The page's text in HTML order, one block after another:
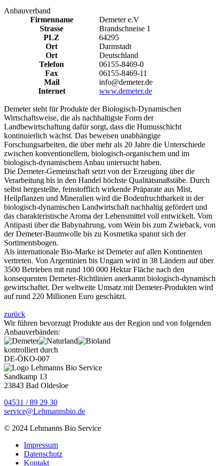
Anbauverband
Firmenname
Demeter e.V
Strasse
Brandschneise 1
PLZ
64295
Ort
Darmstadt
Ort
Deutschland
Telefon
06155-8469-0
Fax
06155-8469-11
Mail
info@demeter.de
Internet
www.demeter.de
Demeter steht für Produkte der Biologisch-Dynamischen
Wirtschaftsweise, die als nachhaltigste Form der
Landbewirtschaftung dafür sorgt, dass die Humusschicht
kontinuierlich wächst. Das beweisen unabhängige
Forschungsarbeiten, die über mehr als 20 Jahre die Unterschiede
zwischen konventionellem, biologisch-organischem und im
biologisch-dynamischem Anbau untersucht haben.
Die Demeter-Gemeinschaft setzt von der Erzeugung über die
Verarbeitung bis in den Handel höchste Qualitätsmaßstäbe. Durch
selbst hergestellte, feinstofflich wirkende Präparate aus Mist,
Heilpflanzen und Mineralien wird die Bodenfruchtbarkeit in der
biologisch-dynamischen Landwirtschaft nachhaltig gefördert und
das charakteristische Aroma der Lebensmittel voll entwickelt. Vom
Antipasti über die Babynahrung, vom Wein bis zum Zwieback, von
der Demeter-Baumwolle bis zu Kosmetika spannt sich der
Sortimentsbogen.
Als internationale Bio-Marke ist Demeter auf allen Kontinenten
vertreten. Von Argentinien bis Ungarn wird in 38 Ländern auf über
3500 Betrieben mit rund 100 000 Hektar Fläche nach den
konsequenten Demeter-Richtlinien anerkannt biologisch-dynamisch
gewirtschaftet. Der weltweite Umsatz mit Demeter-Produkten wird
auf rund 220 Millionen Euro geschätzt.
zurück
Wir führen bevorzugt Produkte aus der Region und von folgenden
Anbauverbänden:
kontrolliert durch
DE-ÖKO-007
Sandkamp 13
23843 Bad Oldesloe
04531 / 89 29 30
service@Lehmannsbio.de
© 2024 Lehmanns Bio Service
Impressum
Datenschutz
Kontakt